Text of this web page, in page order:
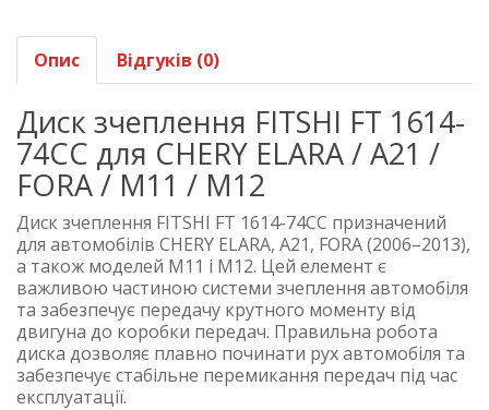
Опис Відгуків (0)
Диск зчеплення FITSHI FT 1614-
74CC для CHERY ELARA / A21 /
FORA / M11 / M12
Диск зчеплення FITSHI FT 1614-74CC призначений
для автомобілів CHERY ELARA, A21, FORA (2006–2013),
а також моделей M11 і M12. Цей елемент є
важливою частиною системи зчеплення автомобіля
та забезпечує передачу крутного моменту від
двигуна до коробки передач. Правильна робота
диска дозволяє плавно починати рух автомобіля та
забезпечує стабільне перемикання передач під час
експлуатації.